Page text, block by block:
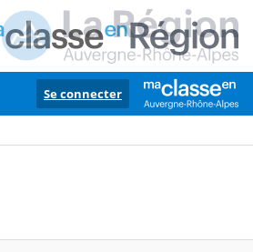
Se connecter